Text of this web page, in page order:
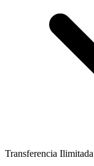
Transferencia Ilimitada